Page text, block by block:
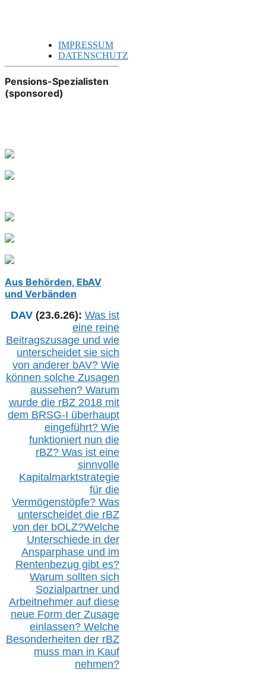
IMPRESSUM
DATENSCHUTZ
Pensions-Spezialisten
(sponsored)
Aus Behörden, EbAV
und Verbänden
DAV (23.6.26): Was ist
eine reine
Beitragszusage und wie
unterscheidet sie sich
von anderer bAV? Wie
können solche Zusagen
aussehen? Warum
wurde die rBZ2018 mit
dem BRSG-I überhaupt
eingeführt? Wie
funktioniert nun die
rBZ? Was ist eine
sinnvolle
Kapitalmarktstrategie
für die
Vermögenstöpfe? Was
unterscheidet die rBZ
von der bOLZ?Welche
Unterschiede in der
Ansparphase und im
Rentenbezug gibt es?
Warum sollten sich
Sozialpartner und
Arbeitnehmer auf diese
neue Form der Zusage
einlassen? Welche
Besonderheiten der rBZ
muss man in Kauf
nehmen?